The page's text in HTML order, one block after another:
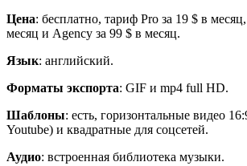
Цена: бесплатно, тариф Pro за 19 $ в
месяц и Agency за 99 $ в месяц.
Язык: английский.
Форматы экспорта: GIF и mp4 full HD.
Шаблоны: есть, горизонтальные видео
Youtube) и квадратные для соцсетей.
Аудио: встроенная библиотека музыки.